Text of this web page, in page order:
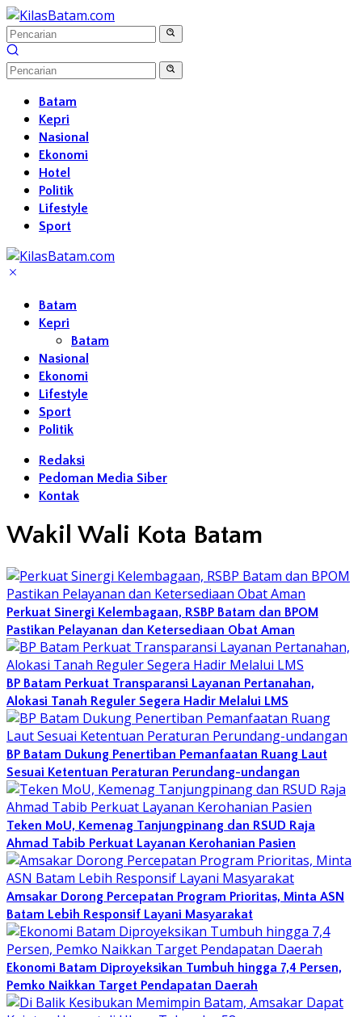
Langsung
ke
konten
Batam
Kepri
Nasional
Ekonomi
Hotel
Politik
Lifestyle
Sport
Batam
Kepri
Batam
Nasional
Ekonomi
Lifestyle
Sport
Politik
Redaksi
Pedoman Media Siber
Kontak
Wakil Wali Kota Batam
Perkuat Sinergi Kelembagaan, RSBP Batam dan BPOM
Pastikan Pelayanan dan Ketersediaan Obat Aman
BP Batam Perkuat Transparansi Layanan Pertanahan,
Alokasi Tanah Reguler Segera Hadir Melalui LMS
BP Batam Dukung Penertiban Pemanfaatan Ruang Laut
Sesuai Ketentuan Peraturan Perundang-undangan
Teken MoU, Kemenag Tanjungpinang dan RSUD Raja
Ahmad Tabib Perkuat Layanan Kerohanian Pasien
Amsakar Dorong Percepatan Program Prioritas, Minta ASN
Batam Lebih Responsif Layani Masyarakat
Ekonomi Batam Diproyeksikan Tumbuh hingga 7,4 Persen,
Pemko Naikkan Target Pendapatan Daerah